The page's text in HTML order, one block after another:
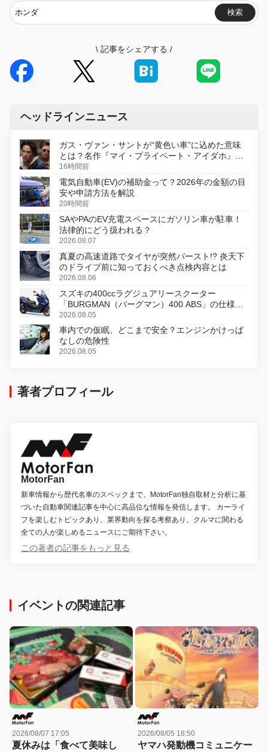
検索
\ 記事をシェアする /
ヘッドラインニュース
ガス・ヴァン・サントが“黄色い車”に込めた意味
とは？名作『マイ・プライベート・アイダホ』が
初のデジタルリマスター版で復活
16時間前
電気自動車(EV)の補助金って？2026年の金額の目
安や申請方法を解説
20時間前
SAやPAのEV充電スペースにガソリン車が駐車！
法律的にどう扱われる？
2026.08.07
真夏の高速道路でタイヤが突然バースト!? 炎天下
のドライブ前に知っておくべき点検内容とは
2026.08.06
スズキの400ccラグジュアリースクーター
「BURGMAN（バーグマン）400 ABS」の仕様を
変更し、8月18日に発売
2026.08.05
車内での仮眠、どこまで安全？エンジンかけっぱ
なしの危険性
2026.08.05
著者プロフィール
MotorFan
新車情報から歴代名車のスペックまで、MotorFan独自取材と分析に基
づいた自動車関連記事を中心に高品位な情報を発信します。 カーライ
フを楽しむトピックあり、業界動向を探る考察あり、クルマに関わる
全ての人が楽しめるニュースにご期待下さい。
この著者の記事をもっと見る
イベントの関連記事
2026/08/07 17:05
夏休みは「食べて美味し
2026/08/05 18:50
ヤマハ発動機コミュニケー